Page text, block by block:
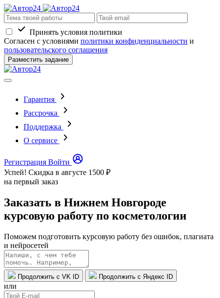
Принять условия политики
Согласен с условиями политики конфиденциальности и
пользовательского соглашения
Разместить задание
Гарантия
Рассрочка
Поддержка
О сервисе
Регистрация Войти
Успей! Скидка в августе 1500 ₽
на первый заказ
Заказать в Нижнем Новгороде
курсовую работу по косметологии
Поможем подготовить курсовую работу без ошибок, плагиата
и нейросетей
Продолжить с VK ID Продолжить с Яндекс ID
или